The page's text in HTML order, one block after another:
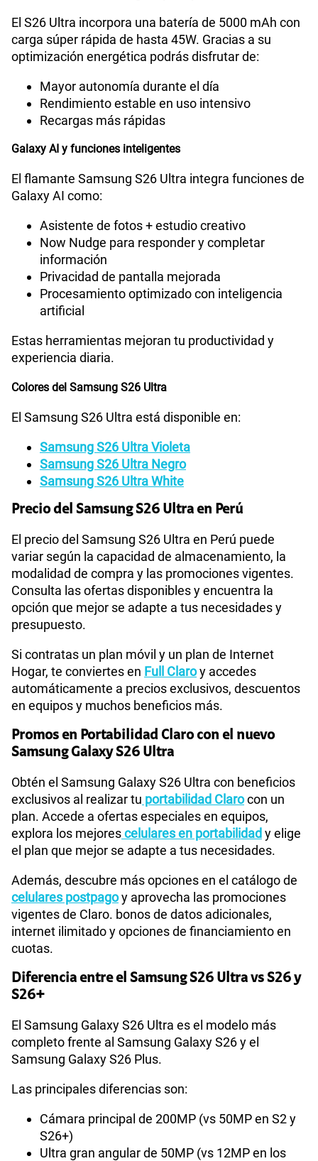
El S26 Ultra incorpora una batería de 5000 mAh con
carga súper rápida de hasta 45W. Gracias a su
optimización energética podrás disfrutar de:
Mayor autonomía durante el día
Rendimiento estable en uso intensivo
Recargas más rápidas
Galaxy AI y funciones inteligentes
El flamante Samsung S26 Ultra integra funciones de
Galaxy AI como:
Asistente de fotos + estudio creativo
Now Nudge para responder y completar
información
Privacidad de pantalla mejorada
Procesamiento optimizado con inteligencia
artificial
Estas herramientas mejoran tu productividad y
experiencia diaria.
Colores del Samsung S26 Ultra
El Samsung S26 Ultra está disponible en:
Samsung S26 Ultra Violeta
Samsung S26 Ultra Negro
Samsung S26 Ultra White
Precio del Samsung S26 Ultra en Perú
El precio del Samsung S26 Ultra en Perú puede
variar según la capacidad de almacenamiento, la
modalidad de compra y las promociones vigentes.
Consulta las ofertas disponibles y encuentra la
opción que mejor se adapte a tus necesidades y
presupuesto.
Si contratas un plan móvil y un plan de Internet
Hogar, te conviertes en Full Claroy accedes
automáticamente a precios exclusivos, descuentos
en equipos y muchos beneficios más.
Promos en Portabilidad Claro con el nuevo
Samsung Galaxy S26 Ultra
Obtén el Samsung Galaxy S26 Ultra con beneficios
exclusivos al realizar tu portabilidad Clarocon un
plan. Accede a ofertas especiales en equipos,
explora los mejorescelulares en portabilidady elige
el plan que mejor se adapte a tus necesidades.
Además, descubre más opciones en el catálogo de
celulares postpagoy aprovecha las promociones
vigentes de Claro. bonos de datos adicionales,
internet ilimitado y opciones de financiamiento en
cuotas.
Diferencia entre el Samsung S26 Ultra vs S26 y
S26+
El Samsung Galaxy S26 Ultra es el modelo más
completo frente al Samsung Galaxy S26 y el
Samsung Galaxy S26 Plus.
Las principales diferencias son:
Cámara principal de 200MP (vs 50MP en S2 y
S26+)
Ultra gran angular de 50MP (vs 12MP en los